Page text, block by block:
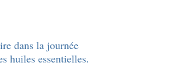
dans la journée
huiles essentielles.